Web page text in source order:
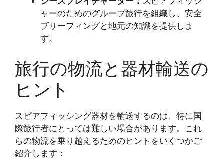
ャーのためのグループ旅行を組織し、安全
ブリーフィングと地元の知識を提供しま
す。
旅行の物流と器材輸送の
ヒント
スピアフィッシング器材を輸送するのは、特に国
際旅行者にとっては難しい場合があります。これ
らの物流を乗り越えるためのヒントをいくつかご
紹介します：